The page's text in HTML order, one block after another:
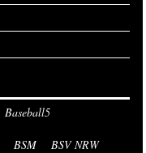
Baseball5
BSM BSV NRW